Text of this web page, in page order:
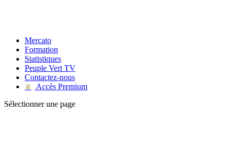
Mercato
Formation
Statistiques
Peuple Vert TV
Contactez-nous
♛
Accès Premium
Sélectionner une page